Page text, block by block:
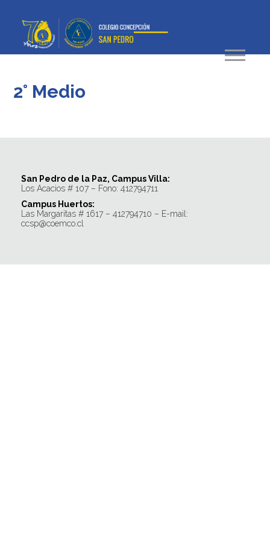
2° Medio
San Pedro de la Paz, Campus Villa:
Los Acacios # 107 – Fono: 412794711
Campus Huertos:
Las Margaritas # 1617 – 412794710 – E-mail:
ccsp@coemco.cl